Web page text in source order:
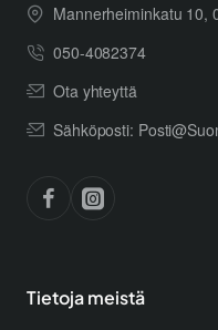
Mannerheiminkatu 10,
050-4082374
Ota yhteyttä
Sähköposti:
Tietoja meistä